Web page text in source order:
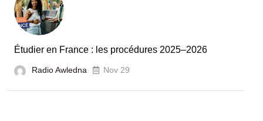
et
écoles
Étudier en France : les procédures 2025–2026
Radio Awledna Nov 29